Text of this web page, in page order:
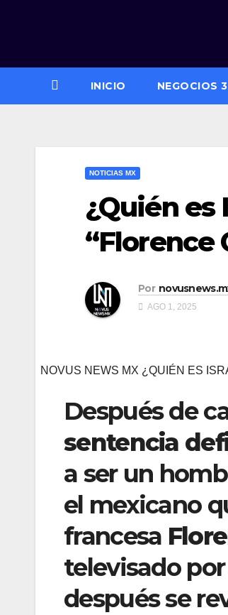
INICIO NEGOCIOS
NOTICIAS MX
¿Quién es
“Florence
Por
AGO 1, 2025
NOVUS NEWS MX ¿QUIÉN ES
Después de
sentencia
a ser un
el mexicano
francesa
televisado
después se